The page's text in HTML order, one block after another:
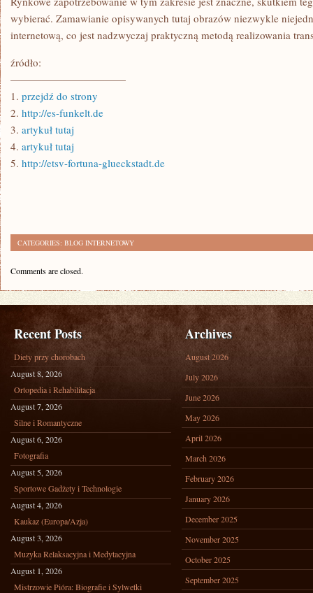
wybierać. Zamawianie opisywanych tutaj obrazów niezwykle
internetową, co jest nadzwyczaj praktyczną metodą realizowania
źródło:
———————————
1. przejdź do strony
2. http://es-funkelt.de
3. artykuł tutaj
4. artykuł tutaj
5. http://etsv-fortuna-glueckstadt.de
CATEGORIES: BLOG INTERNETOWY
Comments are closed.
Recent Posts
Diety przy chorobach
August 8, 2026
Ortopedia i Rehabilitacja
August 7, 2026
Silne i Romantyczne
August 6, 2026
Fotografia
August 5, 2026
Sportowe Gadżety i Technologie
August 4, 2026
Kaukaz (Europa/Azja)
August 3, 2026
Muzyka Relaksacyjna i Medytacyjna
August 1, 2026
Mistrzowie Pióra: Biografie i Sylwetki
Archives
August 2026
July 2026
June 2026
May 2026
April 2026
March 2026
February 2026
January 2026
December 2025
November 2025
October 2025
September 2025